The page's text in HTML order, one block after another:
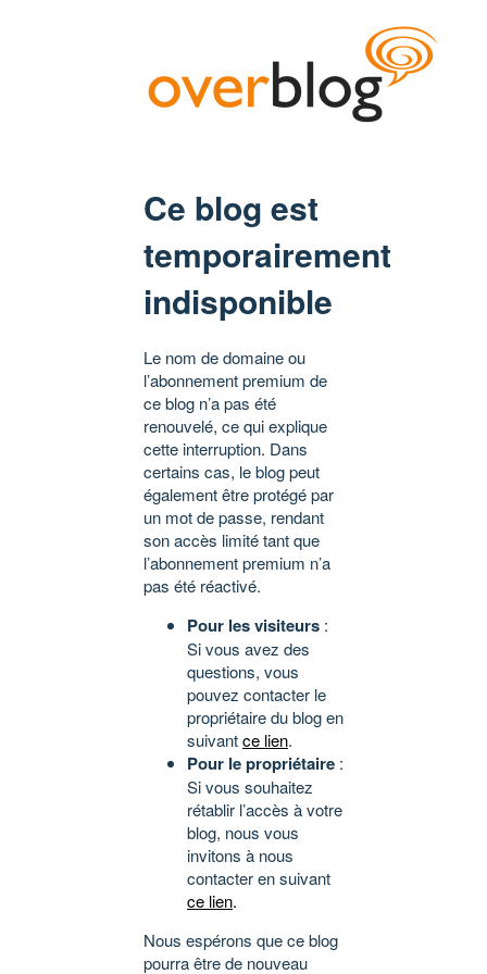
Ce blog est
temporairement
indisponible
Le nom de domaine ou
l’abonnement premium de
ce blog n’a pas été
renouvelé, ce qui explique
cette interruption. Dans
certains cas, le blog peut
également être protégé par
un mot de passe, rendant
son accès limité tant que
l’abonnement premium n’a
pas été réactivé.
Pour les visiteurs :
Si vous avez des
questions, vous
pouvez contacter le
propriétaire du blog en
suivantce lien.
Pour le propriétaire :
Si vous souhaitez
rétablir l’accès à votre
blog, nous vous
invitons à nous
contacter en suivant
ce lien.
Nous espérons que ce blog
pourra être de nouveau